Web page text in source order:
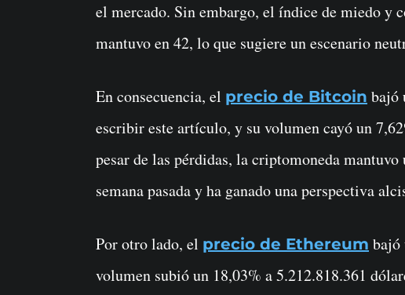
el mercado. Sin embargo, el índice de miedo y
mantuvo en 42, lo que sugiere un escenario
En consecuencia, el precio de Bitcoin bajó
escribir este artículo, y su volumen cayó un
pesar de las pérdidas, la criptomoneda
semana pasada y ha ganado una perspectiva
Por otro lado, el precio de Ethereum bajó
volumen subió un 18,03% a 5.212.818.361